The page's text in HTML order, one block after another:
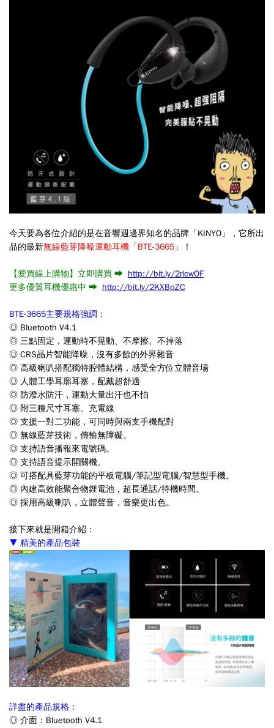
今天要為各位介紹的是在音響週邊界知名的品牌「KINYO」，它所出
品的最新無線藍芽降噪運動耳機 「BTE-3665 」 ！
【愛買線上購物】立即購買 ➡ http://bit.ly/2rlcwOF
更多優質耳機優惠中 ➡ http://bit.ly/2KXBpZC
BTE-3665主要規格強調：
◎ Bluetooth V4.1
◎ 三點固定，運動時不晃動、不摩擦、不掉落
◎ CRS晶片智能降噪，沒有多餘的外界雜音
◎ 高級喇叭搭配獨特腔體結構，感受全方位立體音場
◎ 人體工學耳廓耳塞，配戴超舒適
◎ 防潑水防汗，運動大量出汗也不怕
◎ 附三種尺寸耳塞、充電線
◎ 支援一對二功能，可同時與兩支手機配對
◎ 無線藍芽技術，傳輸無障礙。
◎ 支持語音播報來電號碼。
◎ 支持語音提示開關機。
◎ 可搭配具藍芽功能的平板電腦/筆記型電腦/智慧型手機。
◎ 內建高效能聚合物鋰電池，超長通話/待機時間。
◎ 採用高級喇叭，立體聲音，音樂更出色。
接下來就是開箱介紹：
▼ 精美的產品包裝
詳盡的產品規格：
◎ 介面：Bluetooth V4.1